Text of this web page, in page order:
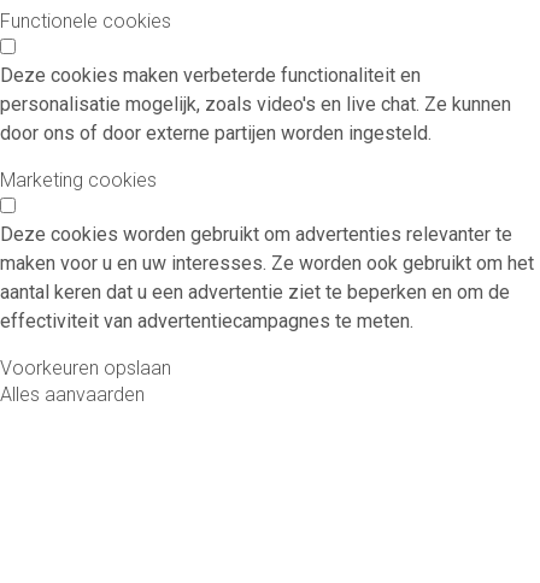
Functionele cookies
Deze cookies maken verbeterde functionaliteit en
personalisatie mogelijk, zoals video's en live chat. Ze kunnen
door ons of door externe partijen worden ingesteld.
Marketing cookies
Deze cookies worden gebruikt om advertenties relevanter te
maken voor u en uw interesses. Ze worden ook gebruikt om het
aantal keren dat u een advertentie ziet te beperken en om de
effectiviteit van advertentiecampagnes te meten.
Voorkeuren opslaan
Alles aanvaarden